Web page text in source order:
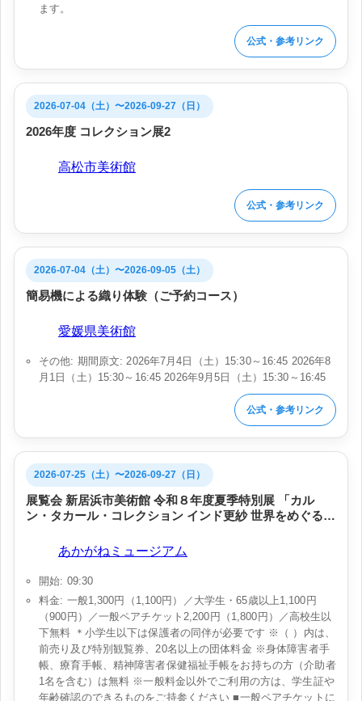
ます。
公式・参考リンク
2026-07-04（土）〜2026-09-27（日）
2026年度 コレクション展2
高松市美術館
公式・参考リンク
2026-07-04（土）〜2026-09-05（土）
簡易機による織り体験（ご予約コース）
愛媛県美術館
その他: 期間原文: 2026年7月4日（土）15:30～16:45 2026年8
月1日（土）15:30～16:45 2026年9月5日（土）15:30～16:45
公式・参考リンク
2026-07-25（土）〜2026-09-27（日）
展覧会 新居浜市美術館 令和８年度夏季特別展 「カル
ン・タカール・コレクション インド更紗 世界をめぐる物
あかがねミュージアム
開始: 09:30
料金: 一般1,300円（1,100円）／大学生・65歳以上1,100円
（900円）／一般ペアチケット2,200円（1,800円）／高校生以
下無料 ＊小学生以下は保護者の同伴が必要です ※（ ）内は、
前売り及び特別観覧券、20名以上の団体料金 ※身体障害者手
帳、療育手帳、精神障害者保健福祉手帳をお持ちの方（介助者
1名を含む）は無料 ※一般料金以外でご利用の方は、学生証や
年齢確認のできるものをご持参ください ■一般ペアチケットに